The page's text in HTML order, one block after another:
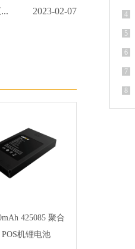
2023-02-07
425085 聚合
机锂电池
4
5
6
7
8